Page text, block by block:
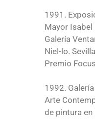
1991.
Mayor Isabel
Galería
Niel-lo.
Premio
1992.
Arte
de pintura